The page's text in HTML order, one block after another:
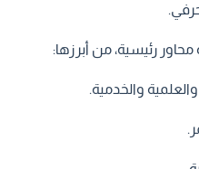
رئيسية، من أبرزها:
والخدمية.